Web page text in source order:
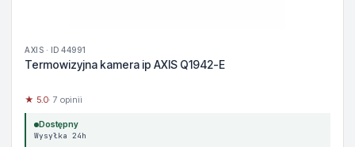
AXIS · ID 44991
Termowizyjna kamera ip AXIS Q1942-E
★ 5.0· 7 opinii
Dostępny
Wysyłka 24h